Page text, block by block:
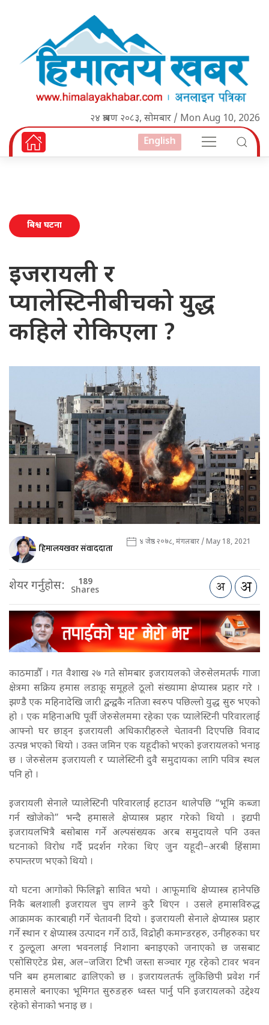
२४ श्रावण २०८३, सोमबार / Mon Aug 10, 2026
English
बिश्व घटना
इजरायली र
प्यालेस्टिनीबीचको युद्ध
कहिले रोकिएला ?
हिमालयखवर संवाददाता ४ जेष्ठ २०७८, मंगलबार / May 18, 2021
शेयर गर्नुहोस: 189
Shares
काठमाडौँ । गत वैशाख २७ गते सोमबार इजरायलको जेरुसेलमतर्फ गाजा
क्षेत्रमा सक्रिय हमास लडाकू समूहले ठूलो संख्यामा क्षेप्यास्त्र प्रहार गरे ।
झण्डै एक महिनादेखि जारी द्वन्द्वकै नतिजा स्वरुप पछिल्लो युद्ध सुरु भएको
हो । एक महिनाअघि पूर्वी जेरुसेलममा रहेका एक प्यालेस्टिनी परिवारलाई
आफ्नो घर छाड्न इजरायली अधिकारीहरुले चेतावनी दिएपछि विवाद
उत्पन्न भएको थियो । उक्त जमिन एक यहूदीको भएको इजरायलको भनाइ
छ । जेरुसेलम इजरायली र प्यालेस्टिनी दुवै समुदायका लागि पवित्र स्थल
पनि हो ।
इजरायली सेनाले प्यालेस्टिनी परिवारलाई हटाउन थालेपछि “भूमि कब्जा
गर्न खोजेको” भन्दै हमासले क्षेप्यास्त्र प्रहार गरेको थियो । इद्यपी
इजरायलभित्रै बसोबास गर्ने अल्पसंख्यक अरब समुदायले पनि उक्त
घटनाको विरोध गर्दै प्रदर्शन गरेका थिए जुन यहूदी–अरबी हिंसामा
रुपान्तरण भएको थियो ।
यो घटना आगोको फिलिङ्गो सावित भयो । आफूमाथि क्षेप्यास्त्र हानेपछि
निकै बलशाली इजरायल चुप लाग्ने कुरै थिएन । उसले हमासविरुद्ध
आक्रामक कारबाही गर्ने चेतावनी दियो । इजरायली सेनाले क्षेप्यास्त्र प्रहार
गर्ने स्थान र क्षेप्यास्त्र उत्पादन गर्ने ठाउँ, विद्रोही कमान्डरहरु, उनीहरुका घर
र ठुल्ठूला अग्ला भवनलाई निशाना बनाइएको जनाएको छ जसबाट
एसोसिएटेड प्रेस, अल–जजिरा टिभी जस्ता सञ्चार गृह रहेको टावर भवन
पनि बम हमलाबाट ढालिएको छ । इजरायलतर्फ लुकिछिपी प्रवेश गर्न
हमासले बनाएका भूमिगत सुरुङहरु ध्वस्त पार्नु पनि इजरायलको उद्देश्य
रहेको सेनाको भनाइ छ ।